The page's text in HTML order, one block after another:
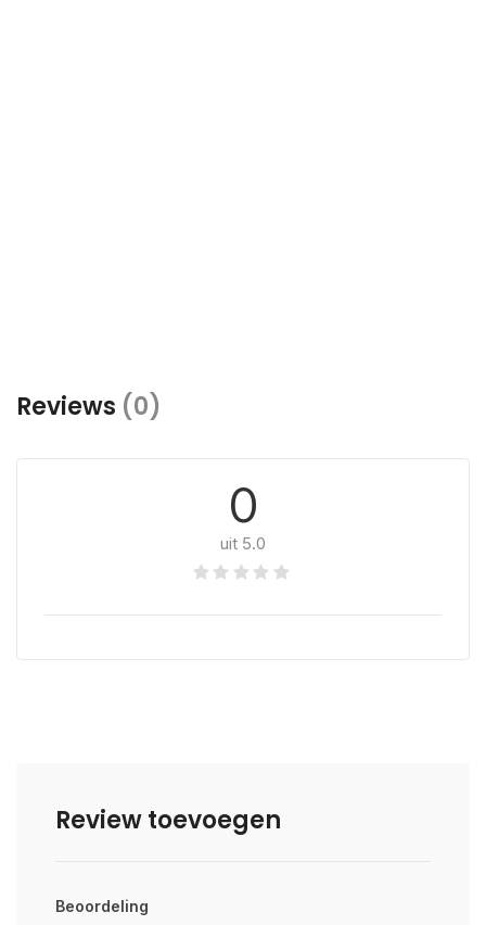
Reviews (0)
0
uit 5.0
Review toevoegen
Beoordeling